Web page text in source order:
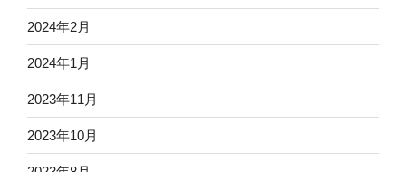
2024年2月
2024年1月
2023年11月
2023年10月